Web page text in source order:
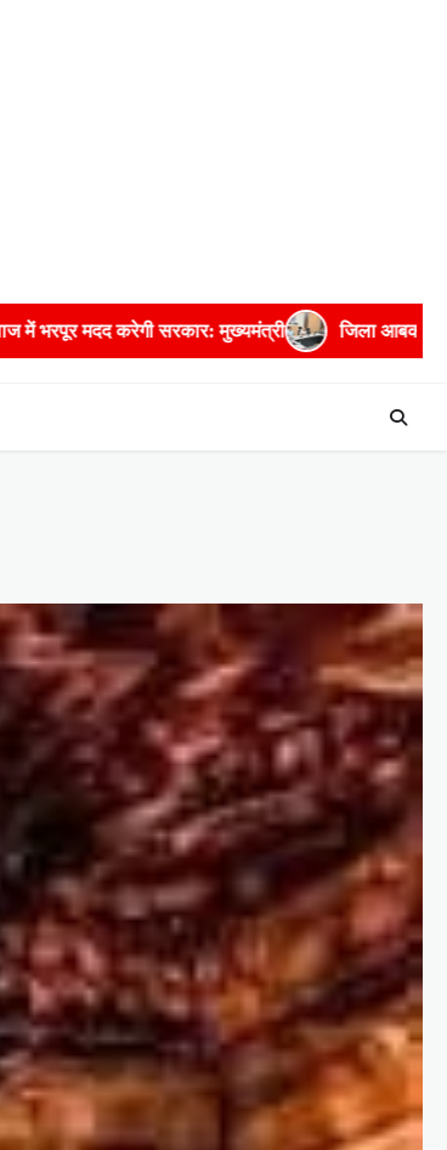
जिला आबकारी अधिकारी सहित पांच अधिकारियों को